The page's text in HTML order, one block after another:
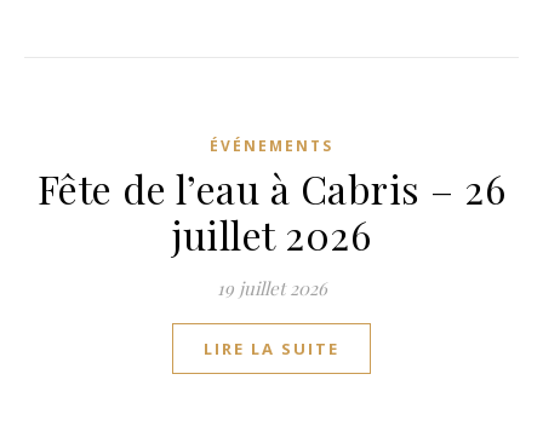
ÉVÉNEMENTS
Fête de l’eau à Cabris – 26
juillet 2026
19 juillet 2026
LIRE LA SUITE